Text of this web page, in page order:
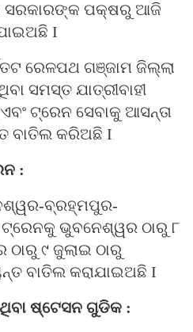
ସରକାରଙ୍କ ପକ୍ଷରୁ ଆଜି
I
ରେଳପଥ ଗଞ୍ଜାମ ଜିଲ୍ଲା
ସମସ୍ତ ଯାତ୍ରୀବାହୀ
ଟ୍ରେନ ସେବାକୁ ଆସନ୍ତା
ବାତିଲ କରିଅଛି I
:
ବ୍ରହ୍ମପୁର-
ଭୁବନେଶ୍ୱର ଠାରୁ ୮
୯ ଜୁଲାଇ ଠାରୁ
ବାତିଲ କରାଯାଇଅଛି I
ଷ୍ଟେସନ ଗୁଡିକ :